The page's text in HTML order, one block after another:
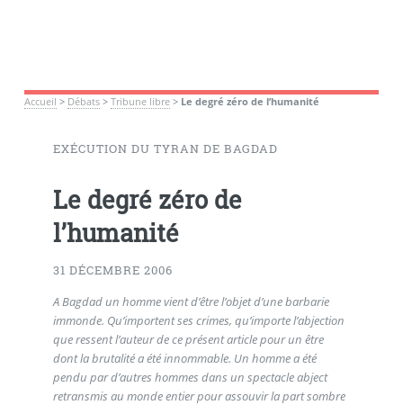
Accueil > Débats> Tribune libre> Le degré zéro de l’humanité
EXÉCUTION DU TYRAN DE BAGDAD
Le degré zéro de
l’humanité
31 DÉCEMBRE 2006
A Bagdad un homme vient d’être l’objet d’une barbarie
immonde. Qu’importent ses crimes, qu’importe l’abjection
que ressent l’auteur de ce présent article pour un être
dont la brutalité a été innommable. Un homme a été
pendu par d’autres hommes dans un spectacle abject
retransmis au monde entier pour assouvir la part sombre